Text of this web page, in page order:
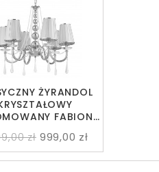
ŻYRANDOL
FABIONE
zł 999,00 zł